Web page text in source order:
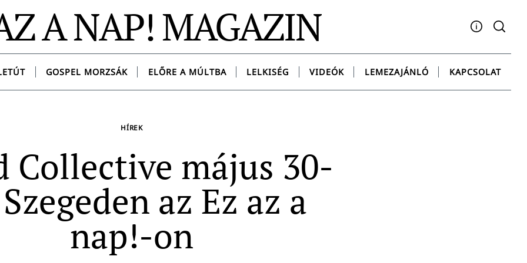
A NAP! MAGAZIN
Facebook
YouTubeInstagram
TwitterSpotify
GOSPEL MORZSÁK ELŐRE A MÚLTBA LELKISÉG VIDEÓK LEMEZAJÁNLÓ KAPCSOLAT
HÍREK
Collective május 30-
az Ez az a
nap!-on